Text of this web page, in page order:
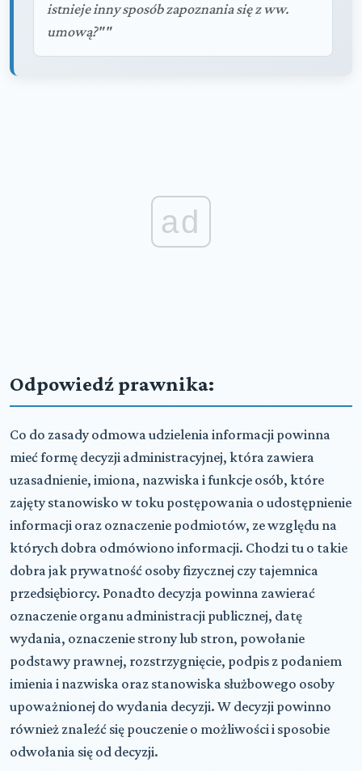
istnieje inny sposób zapoznania się z ww.
umową?""
ad
Odpowiedź prawnika:
Co do zasady odmowa udzielenia informacji powinna
mieć formę decyzji administracyjnej, która zawiera
uzasadnienie, imiona, nazwiska i funkcje osób, które
zajęty stanowisko w toku postępowania o udostępnienie
informacji oraz oznaczenie podmiotów, ze względu na
których dobra odmówiono informacji. Chodzi tu o takie
dobra jak prywatność osoby fizycznej czy tajemnica
przedsiębiorcy. Ponadto decyzja powinna zawierać
oznaczenie organu administracji publicznej, datę
wydania, oznaczenie strony lub stron, powołanie
podstawy prawnej, rozstrzygnięcie, podpis z podaniem
imienia i nazwiska oraz stanowiska służbowego osoby
upoważnionej do wydania decyzji. W decyzji powinno
również znaleźć się pouczenie o możliwości i sposobie
odwołania się od decyzji.